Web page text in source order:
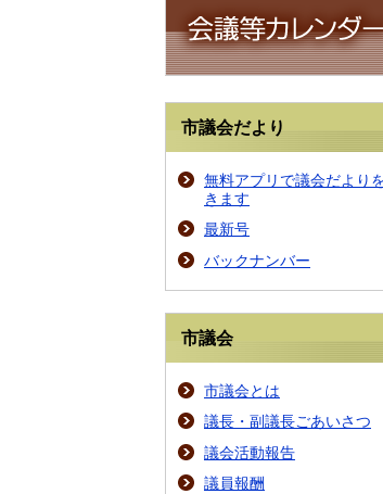
市議会だより
無料アプリで議会だより
きます
最新号
バックナンバー
市議会
市議会とは
議長・副議長ごあいさつ
議会活動報告
議員報酬